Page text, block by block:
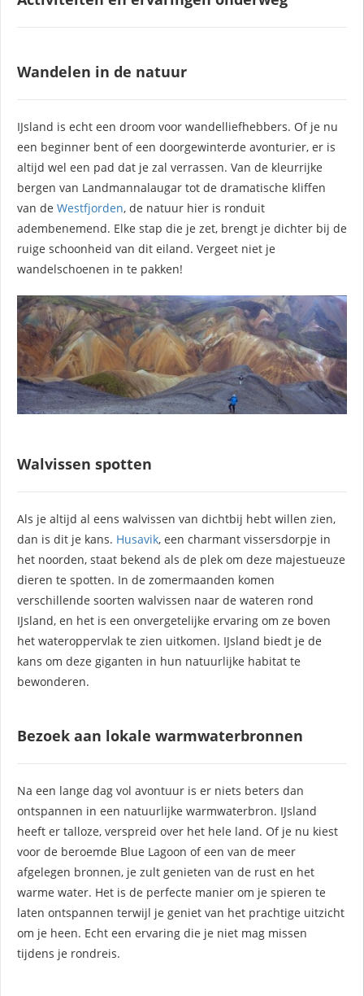
Wandelen in de natuur
IJsland is echt een droom voor wandelliefhebbers. Of je nu
een beginner bent of een doorgewinterde avonturier, er is
altijd wel een pad dat je zal verrassen. Van de kleurrijke
bergen van Landmannalaugar tot de dramatische kliffen
van de Westfjorden, de natuur hier is ronduit
adembenemend. Elke stap die je zet, brengt je dichter bij de
ruige schoonheid van dit eiland. Vergeet niet je
wandelschoenen in te pakken!
Walvissen spotten
Als je altijd al eens walvissen van dichtbij hebt willen zien,
dan is dit je kans. Husavik, een charmant vissersdorpje in
het noorden, staat bekend als de plek om deze majestueuze
dieren te spotten. In de zomermaanden komen
verschillende soorten walvissen naar de wateren rond
IJsland, en het is een onvergetelijke ervaring om ze boven
het wateroppervlak te zien uitkomen. IJsland biedt je de
kans om deze giganten in hun natuurlijke habitat te
bewonderen.
Bezoek aan lokale warmwaterbronnen
Na een lange dag vol avontuur is er niets beters dan
ontspannen in een natuurlijke warmwaterbron. IJsland
heeft er talloze, verspreid over het hele land. Of je nu kiest
voor de beroemde Blue Lagoon of een van de meer
afgelegen bronnen, je zult genieten van de rust en het
warme water. Het is de perfecte manier om je spieren te
laten ontspannen terwijl je geniet van het prachtige uitzicht
om je heen. Echt een ervaring die je niet mag missen
tijdens je rondreis.